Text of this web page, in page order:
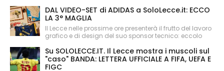
DAL VIDEO-SET di ADIDAS a SoloLecce.it: ECCO
LA 3° MAGLIA
Il Lecce nelle prossime ore presenterà il frutto del lavoro
grafico e di design del suo sponsor tecnico: eccolo
Su SOLOLECCE.IT. Il Lecce mostra i muscoli sul
"caso" BANDA: LETTERA UFFICIALE A FIFA, UEFA E
FIGC